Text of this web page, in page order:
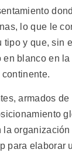
lo que le
tipo y que, sin
en blanco en
armados
la
para elaborar